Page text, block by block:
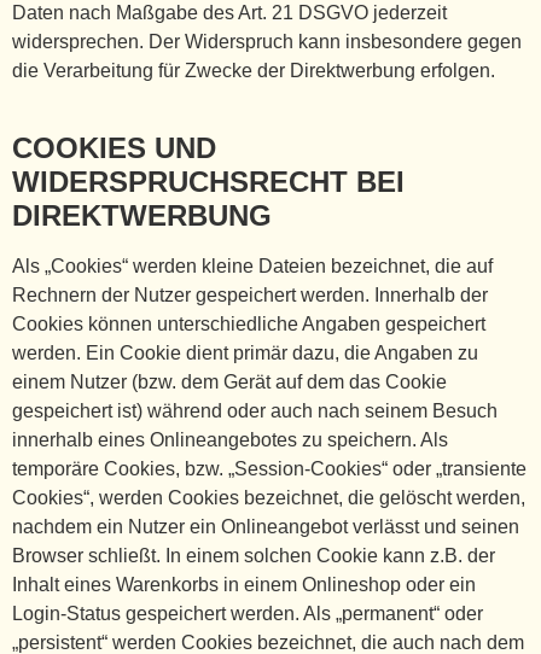
Daten nach Maßgabe des Art. 21 DSGVO jederzeit
widersprechen. Der Widerspruch kann insbesondere gegen
die Verarbeitung für Zwecke der Direktwerbung erfolgen.
COOKIES UND
WIDERSPRUCHSRECHT BEI
DIREKTWERBUNG
Als „Cookies“ werden kleine Dateien bezeichnet, die auf
Rechnern der Nutzer gespeichert werden. Innerhalb der
Cookies können unterschiedliche Angaben gespeichert
werden. Ein Cookie dient primär dazu, die Angaben zu
einem Nutzer (bzw. dem Gerät auf dem das Cookie
gespeichert ist) während oder auch nach seinem Besuch
innerhalb eines Onlineangebotes zu speichern. Als
temporäre Cookies, bzw. „Session-Cookies“ oder „transiente
Cookies“, werden Cookies bezeichnet, die gelöscht werden,
nachdem ein Nutzer ein Onlineangebot verlässt und seinen
Browser schließt. In einem solchen Cookie kann z.B. der
Inhalt eines Warenkorbs in einem Onlineshop oder ein
Login-Status gespeichert werden. Als „permanent“ oder
„persistent“ werden Cookies bezeichnet, die auch nach dem